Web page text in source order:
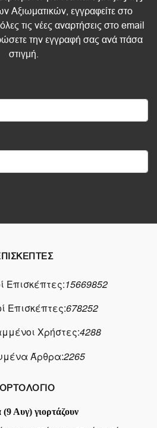
εγγραφείτε στο
τις νέες αναρτήσεις στο email
την εγγραφή σας ανά πάσα
στιγμή.
Επισκέπτες:15669852
Επισκέπτες:678252
Χρήστες:4288
Άρθρα:2265
Αυγ) γιορτάζουν